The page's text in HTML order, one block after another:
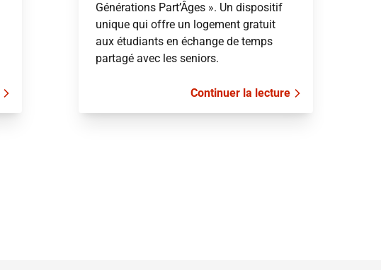
Générations Part’Âges ». Un dispositif
unique qui offre un logement gratuit
aux étudiants en échange de temps
partagé avec les seniors.
Continuer la lecture